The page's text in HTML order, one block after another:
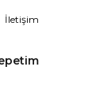
İletişim